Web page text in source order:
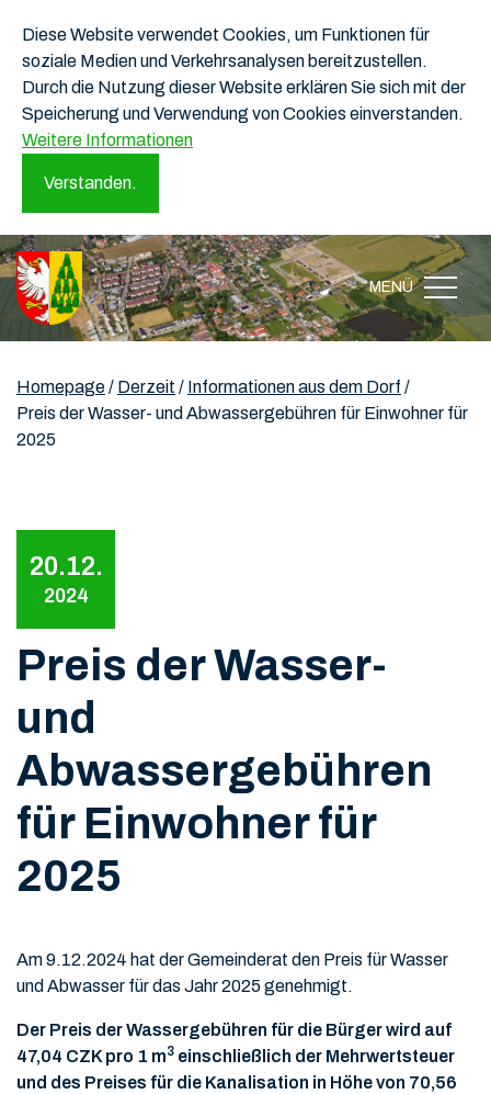
Diese Website verwendet Cookies, um Funktionen für
soziale Medien und Verkehrsanalysen bereitzustellen.
Durch die Nutzung dieser Website erklären Sie sich mit der
Speicherung und Verwendung von Cookies einverstanden.
Weitere Informationen
Verstanden.
MENÜ
Homepage/ Derzeit / Informationen aus dem Dorf /
Preis der Wasser- und Abwassergebühren für Einwohner für
2025
20.12.
2024
Preis der Wasser-
und
Abwassergebühren
für Einwohner für
2025
Am 9.12.2024 hat der Gemeinderat den Preis für Wasser
und Abwasser für das Jahr 2025 genehmigt.
Der Preis der Wassergebühren für die Bürger wird auf
47,04 CZK pro 1 m3 einschließlich der Mehrwertsteuer
und des Preises für die Kanalisation in Höhe von 70,56